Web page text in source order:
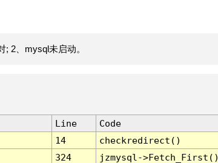
2、mysql未启动。
Line
Code
14
checkredirect()
324
jzmysql-